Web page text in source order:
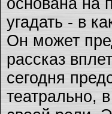
основана на
угадать - в
Он может
рассказ
сегодня
театрально,